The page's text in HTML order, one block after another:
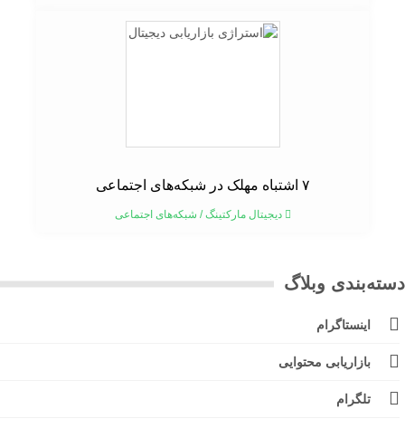
دیجیتال مارکتینگ/شبکه‌های اجتماعی
وبلاگ
اینستاگرام
بازاریابی محتوایی
تلگرام